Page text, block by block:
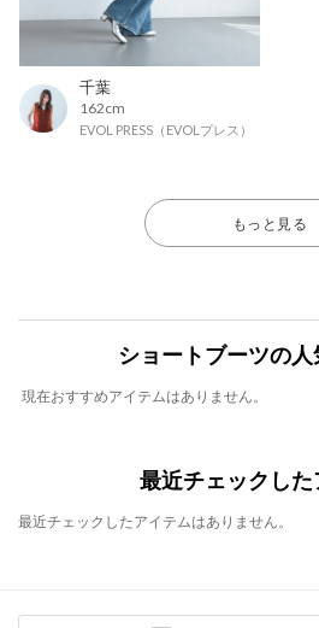
千葉
162cm
EVOL PRESS（EVOLプレス）
もっと見る
ショートブーツの
現在おすすめアイテムはありません。
最近チェックした
最近チェックしたアイテムはありません。